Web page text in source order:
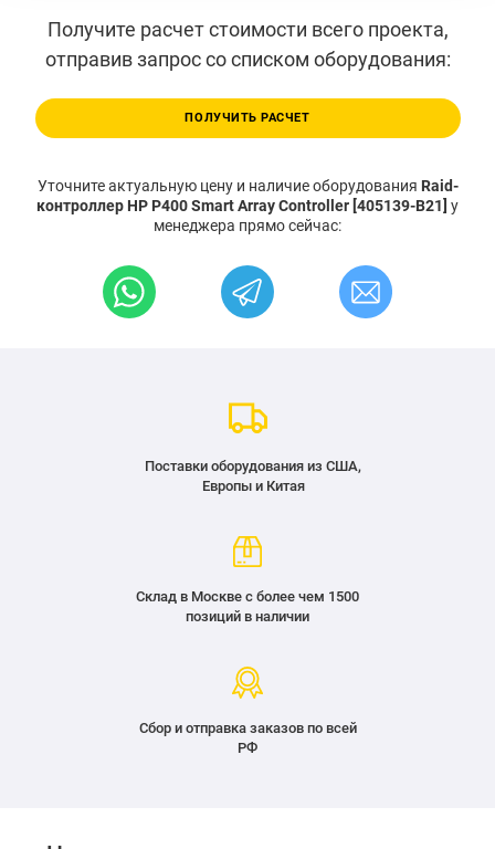
Получите расчет стоимости всего проекта,
отправив запрос со списком оборудования:
ПОЛУЧИТЬ РАСЧЕТ
Уточните актуальную цену и наличие оборудования Raid-
контроллер HP P400 Smart Array Controller [405139-B21] у
менеджера прямо сейчас:
Поставки оборудования из США,
Европы и Китая
Склад в Москве с более чем 1500
позиций в наличии
Сбор и отправка заказов по всей
РФ